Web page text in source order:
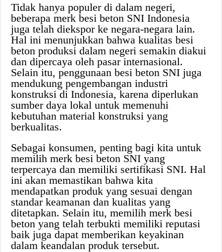
Tidak hanya populer di dalam negeri,
beberapa merk besi beton SNI Indonesia
juga telah diekspor ke negara-negara lain.
Hal ini menunjukkan bahwa kualitas besi
beton produksi dalam negeri semakin diakui
dan dipercaya oleh pasar internasional.
Selain itu, penggunaan besi beton SNI juga
mendukung pengembangan industri
konstruksi di Indonesia, karena diperlukan
sumber daya lokal untuk memenuhi
kebutuhan material konstruksi yang
berkualitas.
Sebagai konsumen, penting bagi kita untuk
memilih merk besi beton SNI yang
terpercaya dan memiliki sertifikasi SNI. Hal
ini akan memastikan bahwa kita
mendapatkan produk yang sesuai dengan
standar keamanan dan kualitas yang
ditetapkan. Selain itu, memilih merk besi
beton yang telah terbukti memiliki reputasi
baik juga dapat memberikan keyakinan
dalam keandalan produk tersebut.